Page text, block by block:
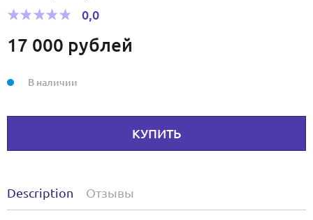
0,0
17 000 рублей
КУПИТЬ
В наличии
Description Отзывы